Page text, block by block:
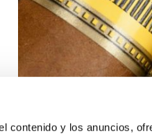
contenido y los anuncios,